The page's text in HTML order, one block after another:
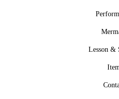
Lesson &